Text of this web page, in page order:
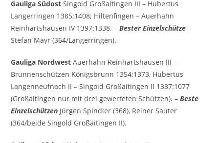
Gauliga Südost Singold Großaitingen III – Hubertus
Langerringen 1385:1408; Hiltenfingen – Auerhahn
Reinhartshausen IV 1397:1338. –Bester Einzelschütze
Stefan Mayr (364/Langerringen).
Gauliga Nordwest Auerhahn Reinhartshausen III –
Brunnenschützen Königsbrunn 1354:1373, Hubertus
Langenneufnach II – Singold Großaitingen II 1337:1077
(Großaitingen nur mit drei gewerteten Schützen). –Beste
Einzelschützen Jürgen Spindler (368), Reiner Sauter
(364/beide Singold Großaitingen II).